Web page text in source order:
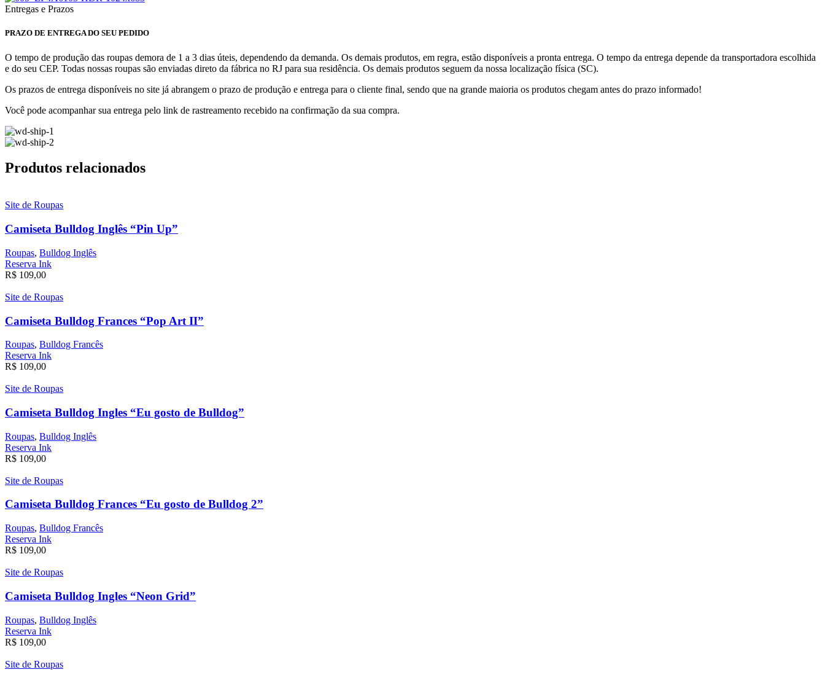
Entregas e Prazos
PRAZO DE ENTREGA DO SEU PEDIDO
O tempo de produção das roupas demora de 1 a 3 dias úteis, dependendo da demanda. Os demais produtos, em regra, estão disponíveis a pronta entrega. O tempo da entrega depende da transportadora escolhida
e do seu CEP. Todas nossas roupas são enviadas direto da fábrica no RJ para sua residência. Os demais produtos seguem da nossa localização física (SC).
Os prazos de entrega disponíveis no site já abrangem o prazo de produção e entrega para o cliente final, sendo que na grande maioria os produtos chegam antes do prazo informado!
Você pode acompanhar sua entrega pelo link de rastreamento recebido na confirmação da sua compra.
Produtos relacionados
Site de Roupas
Camiseta Bulldog Inglês “Pin Up”
Roupas, Bulldog Inglês
Reserva Ink
R$ 109,00
Site de Roupas
Camiseta Bulldog Frances “Pop Art II”
Roupas, Bulldog Francês
Reserva Ink
R$ 109,00
Site de Roupas
Camiseta Bulldog Ingles “Eu gosto de Bulldog”
Roupas, Bulldog Inglês
Reserva Ink
R$ 109,00
Site de Roupas
Camiseta Bulldog Frances “Eu gosto de Bulldog 2”
Roupas, Bulldog Francês
Reserva Ink
R$ 109,00
Site de Roupas
Camiseta Bulldog Ingles “Neon Grid”
Roupas, Bulldog Inglês
Reserva Ink
R$ 109,00
Site de Roupas